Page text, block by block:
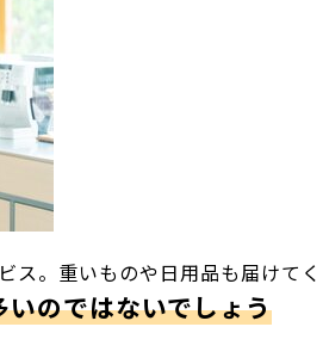
ス。重いものや日用品も届けてく
のではないでしょう